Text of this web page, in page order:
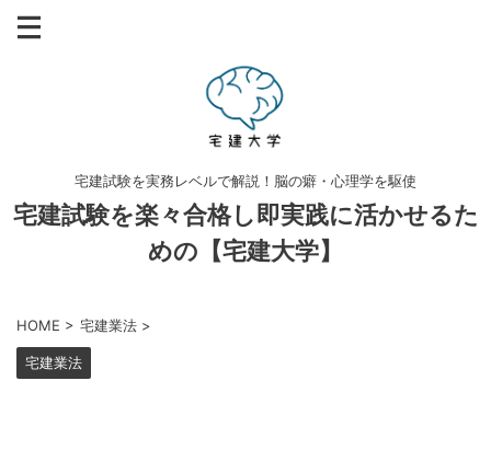
宅建試験を実務レベルで解説！脳の癖・心理学を駆使
宅建試験を楽々合格し即実践に活かせるた
めの【宅建大学】
HOME > 宅建業法 >
宅建業法